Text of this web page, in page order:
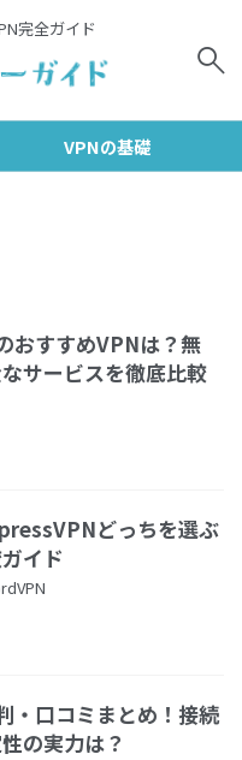
完全ガイド
VPNの基礎
おすすめVPNは？無
サービスを徹底比較
どっちを選ぶ
イド
・口コミまとめ！接続
の実力は？